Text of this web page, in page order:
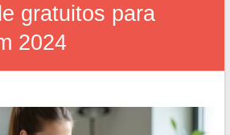
gratuitos para
2024